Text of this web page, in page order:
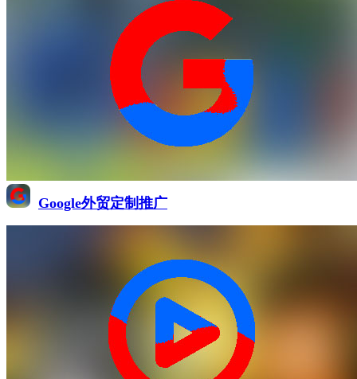
Google外贸定制推广